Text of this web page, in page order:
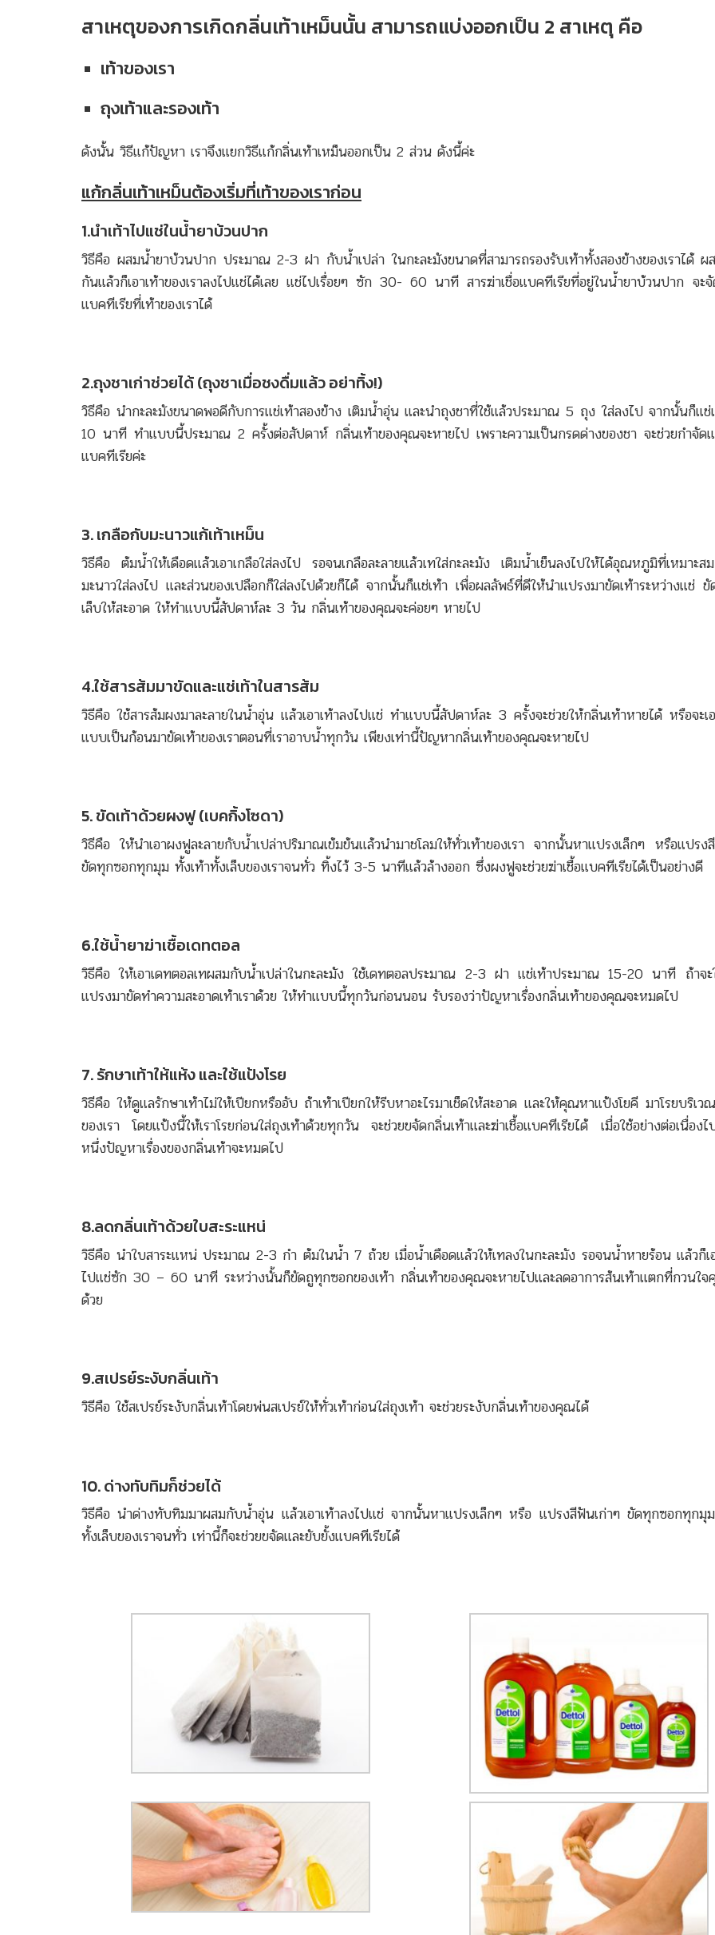
สาเหตุของการเกิดกลิ่นเท้าเหม็นนั้น สามารถแบ่งออกเป็น 2 สาเหตุ คือ
เท้าของเรา
ถุงเท้าและรองเท้า
ดังนั้น วิธีแก้ปัญหา เราจึงแยกวิธีแก้กลิ่นเท้าเหม็นออกเป็น 2 ส่วน ดังนี้ค่ะ
แก้กลิ่นเท้าเหม็นต้องเริ่มที่เท้าของเราก่อน
1.นำเท้าไปแช่ในน้ำยาบ้วนปาก
วิธีคือ ผสมน้ำยาบ้วนปาก ประมาณ 2-3 ฝา กับน้ำเปล่า ในกะละมังขนาดที่สามารถรองรับเท้าทั้งสองข้างของเราได้ ผ
กันแล้วก็เอาเท้าของเราลงไปแช่ได้เลย แช่ไปเรื่อยๆ ซัก 30- 60 นาที สารฆ่าเชื่อแบคทีเรียที่อยู่ในน้ำยาบ้วนปาก จะ
แบคทีเรียที่เท้าของเราได้
2.ถุงชาเก่าช่วยได้ (ถุงชาเมื่อชงดื่มแล้ว อย่าทิ้ง!)
วิธีคือ นำกะละมังขนาดพอดีกับการแช่เท้าสองข้าง เติมน้ำอุ่น และนำถุงชาที่ใช้แล้วประมาณ 5 ถุง ใส่ลงไป จากนั้นก็แช่
10 นาที ทำแบบนี้ประมาณ 2 ครั้งต่อสัปดาห์ กลิ่นเท้าของคุณจะหายไป เพราะความเป็นกรดด่างของชา จะช่วยกำจัด
แบคทีเรียค่ะ
3. เกลือกับมะนาวแก้เท้าเหม็น
วิธีคือ ต้มน้ำให้เดือดแล้วเอาเกลือใส่ลงไป รอจนเกลือละลายแล้วเทใส่กะละมัง เติมน้ำเย็นลงไปให้ได้อุณหภูมิที่เหมาะ
มะนาวใส่ลงไป และส่วนของเปลือกก็ใส่ลงไปด้วยก็ได้ จากนั้นก็แช่เท้า เพื่อผลลัพธ์ที่ดีให้นำแปรงมาขัดเท้าระหว่างแช่
เล็บให้สะอาด ให้ทำแบบนี้สัปดาห์ละ 3 วัน กลิ่นเท้าของคุณจะค่อยๆ หายไป
4.ใช้สารส้มมาขัดและแช่เท้าในสารส้ม
วิธีคือ ใช้สารส้มผงมาละลายในน้ำอุ่น แล้วเอาเท้าลงไปแช่ ทำแบบนี้สัปดาห์ละ 3 ครั้งจะช่วยให้กลิ่นเท้าหายได้ หรือจะเ
แบบเป็นก้อนมาขัดเท้าของเราตอนที่เราอาบน้ำทุกวัน เพียงเท่านี้ปัญหากลิ่นเท้าของคุณจะหายไป
5. ขัดเท้าด้วยผงฟู (เบคกิ้งโซดา)
วิธีคือ ให้นำเอาผงฟูละลายกับน้ำเปล่าปริมาณเข้มข้นแล้วนำมาชโลมให้ทั่วเท้าของเรา จากนั้นหาแปรงเล็กๆ หรือแปรง
ขัดทุกซอกทุกมุม ทั้งเท้าทั้งเล็บของเราจนทั่ว ทิ้งไว้ 3-5 นาทีแล้วล้างออก ซึ่งผงฟูจะช่วยฆ่าเชื้อแบคทีเรียได้เป็นอย่างดี
6.ใช้น้ำยาฆ่าเชื้อเดทตอล
วิธีคือ ให้เอาเดทตอลเทผสมกับน้ำเปล่าในกะละมัง ใช้เดทตอลประมาณ 2-3 ฝา แช่เท้าประมาณ 15-20 นาที ถ้าจ
แปรงมาขัดทำความสะอาดเท้าเราด้วย ให้ทำแบบนี้ทุกวันก่อนนอน รับรองว่าปัญหาเรื่องกลิ่นเท้าของคุณจะหมดไป
7. รักษาเท้าให้แห้ง และใช้แป้งโรย
วิธีคือ ให้ดูแลรักษาเท้าไม่ให้เปียกหรืออับ ถ้าเท้าเปียกให้รีบหาอะไรมาเช็ดให้สะอาด และให้คุณหาแป้งโยคี มาโรยบริเว
ของเรา โดยแป้งนี้ให้เราโรยก่อนใส่ถุงเท้าด้วยทุกวัน จะช่วยขจัดกลิ่นเท้าและฆ่าเชื้อแบคทีเรียได้ เมื่อใช้อย่างต่อเนื่องไ
หนึ่งปัญหาเรื่องของกลิ่นเท้าจะหมดไป
8.ลดกลิ่นเท้าด้วยใบสะระแหน่
วิธีคือ นำใบสาระแหน่ ประมาณ 2-3 กำ ต้มในน้ำ 7 ถ้วย เมื่อน้ำเดือดแล้วให้เทลงในกะละมัง รอจนน้ำหายร้อน แล้วก็เ
ไปแช่ซัก 30 – 60 นาที ระหว่างนั้นก็ขัดถูทุกซอกของเท้า กลิ่นเท้าของคุณจะหายไปและลดอาการส้นเท้าแตกที่กวนใ
ด้วย
9.สเปรย์ระงับกลิ่นเท้า
วิธีคือ ใช้สเปรย์ระงับกลิ่นเท้าโดยพ่นสเปรย์ให้ทั่วเท้าก่อนใส่ถุงเท้า จะช่วยระงับกลิ่นเท้าของคุณได้
10. ด่างทับทิมก็ช่วยได้
วิธีคือ นำด่างทับทิมมาผสมกับน้ำอุ่น แล้วเอาเท้าลงไปแช่ จากนั้นหาแปรงเล็กๆ หรือ แปรงสีฟันเก่าๆ ขัดทุกซอกทุกมุ
ทั้งเล็บของเราจนทั่ว เท่านี้ก็จะช่วยขจัดและยับยั้งแบคทีเรียได้